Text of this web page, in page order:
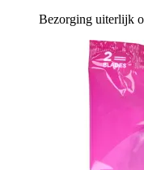
Bezorging uiterlijk